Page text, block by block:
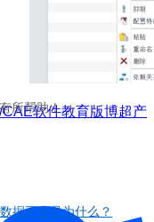
软件教育版博超产
所帮助！
据不全是为什么？